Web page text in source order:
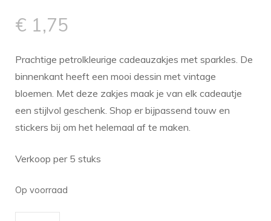
€ 1,75
Prachtige petrolkleurige cadeauzakjes met sparkles. De
binnenkant heeft een mooi dessin met vintage
bloemen. Met deze zakjes maak je van elk cadeautje
een stijlvol geschenk. Shop er bijpassend touw en
stickers bij om het helemaal af te maken.
Verkoop per 5 stuks
Op voorraad